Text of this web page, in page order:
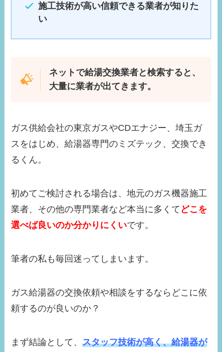
施工技術が高い信頼できる業者が知りた
い
ネットで給湯交換業者と検索すると、
大量に業者が出てきます。
ガス供給会社の東京ガスやCDエナジー、埼玉ガ
スをはじめ、給湯器専門のミズテック、交換でき
るくん。
初めてご検討される場合は、地元のガス機器施工
業者、その他の専門業者など本当に多くて どこを
選べば良いのか分かりにくいです。
筆者の私も毎回迷ってしまいます。
ガス給湯器の交換依頼や相談をするならどこに依
頼するのが良いのか？
まず結論として、スタッフ技術が高く、給湯器が